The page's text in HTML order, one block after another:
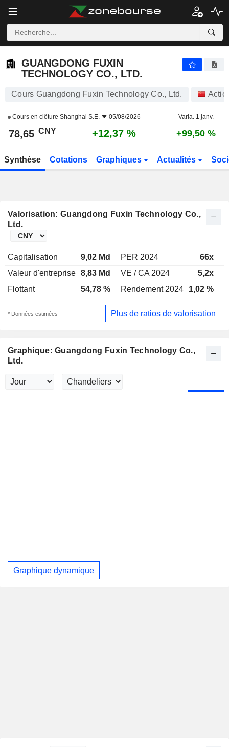
GUANGDONG FUXIN
TECHNOLOGY CO., LTD.
Cours Guangdong Fuxin Technology Co., Ltd.
Cours en clôture Shanghai S.E. 05/08/2026 Varia. 1 janv.
78,65 CNY +12,37 % +99,50 %
Synthèse Cotations Graphiques Actualités
Valorisation: Guangdong Fuxin Technology Co.,
Ltd.
Capitalisation 9,02 Md PER 2024 66x
Valeur d'entreprise 8,83 Md VE / CA 2024 5,2x
Flottant
54,78 % Rendement 2024 1,02 %
* Données estimées Plus de ratios de valorisation
Graphique: Guangdong Fuxin Technology Co.,
Ltd.
Graphique dynamique